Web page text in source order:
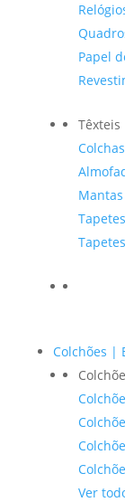
Papel
Têxteis
Colchas
Mantas
Tapetes
Colchões |
Ver